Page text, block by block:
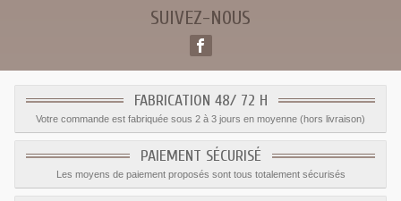
SUIVEZ-NOUS
FABRICATION 48/ 72 H
Votre commande est fabriquée sous 2 à 3 jours en moyenne (hors livraison)
PAIEMENT SÉCURISÉ
Les moyens de paiement proposés sont tous totalement sécurisés